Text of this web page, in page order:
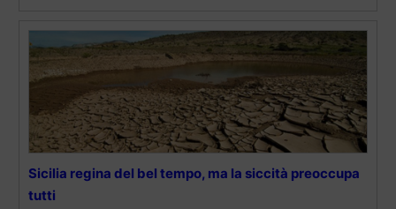
Sicilia regina del bel tempo, ma la siccità preoccupa
tutti